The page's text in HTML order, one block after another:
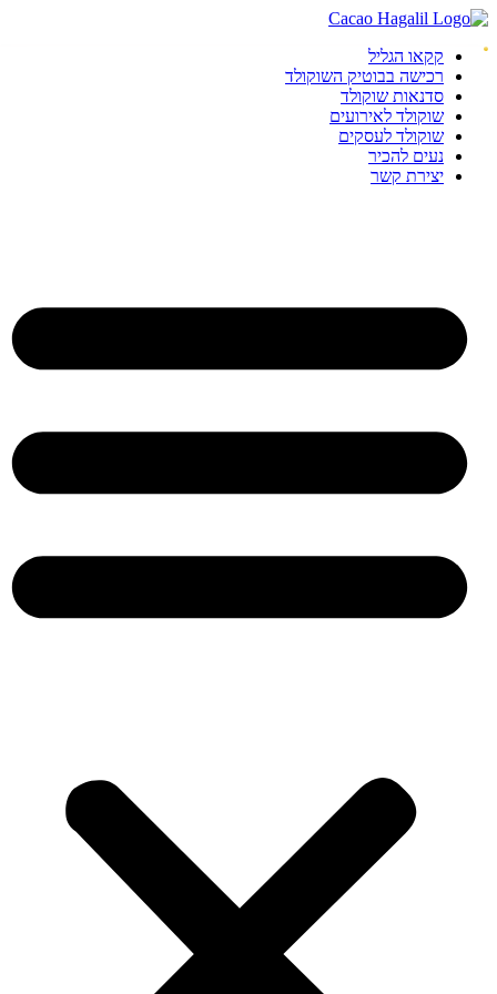
קקאו הגליל
רכישה בבוטיק השוקולד
סדנאות שוקולד
שוקולד לאירועים
שוקולד לעסקים
נעים להכיר
יצירת קשר